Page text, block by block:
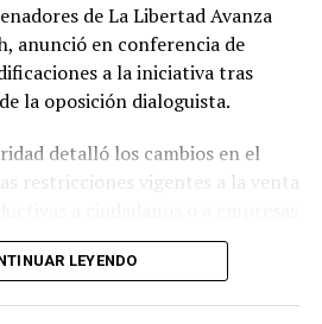
de La Libertad Avanza
anunció en conferencia de
a la iniciativa tras
la oposición dialoguista.
detalló los cambios en el
restricciones vigentes a la venta
LEYENDO